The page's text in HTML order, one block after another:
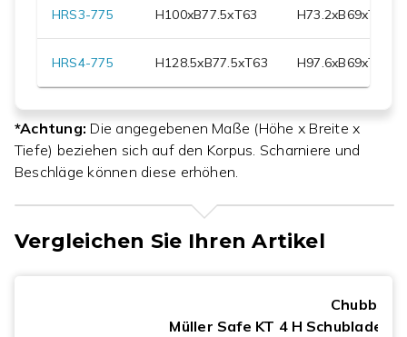
HRS3-775 H100xB77.5xT63 H73.2xB69xT
HRS4-775 H128.5xB77.5xT63 H97.6xB69xT
*Achtung: Die angegebenen Maße (Höhe x Breite x
Tiefe) beziehen sich auf den Korpus. Scharniere und
Beschläge können diese erhöhen.
Vergleichen Sie Ihren Artikel
Müller Safe KT 4 H